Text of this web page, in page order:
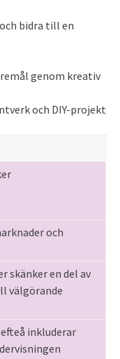
bidra till en
genom kreativ
och DIY-projekt
och
skänker en del av
välgörande
inkluderar